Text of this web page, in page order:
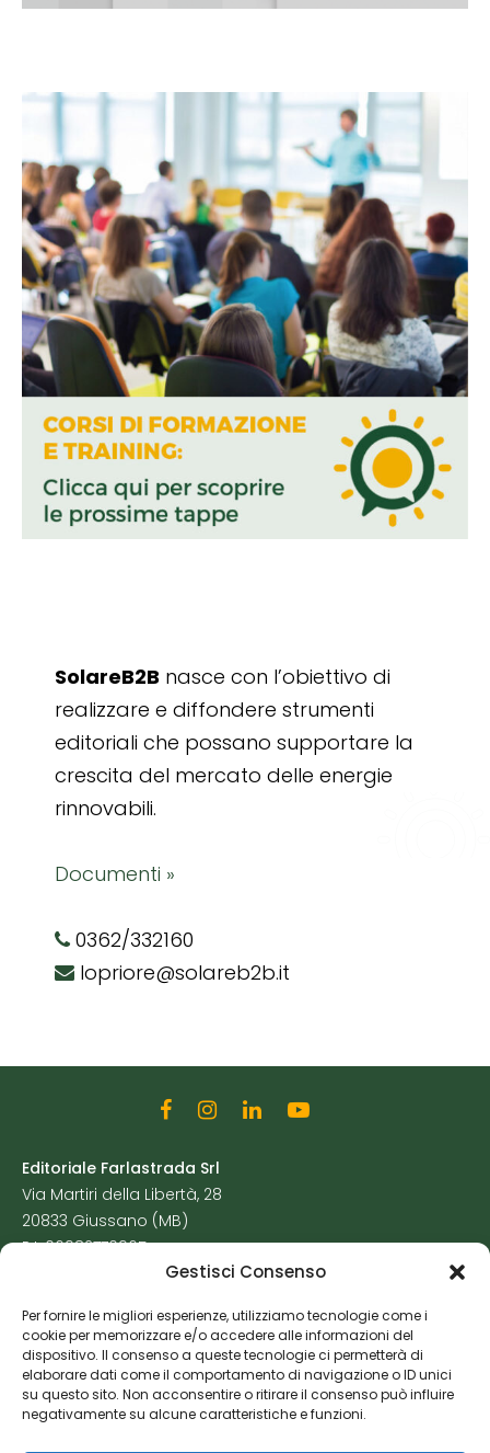
Gestisci Consenso
Per fornire le migliori esperienze, utilizziamo tecnologie come i
cookie per memorizzare e/o accedere alle informazioni del
dispositivo. Il consenso a queste tecnologie ci permetterà di
elaborare dati come il comportamento di navigazione o ID unici
su questo sito. Non acconsentire o ritirare il consenso può influire
negativamente su alcune caratteristiche e funzioni.
SolareB2B nasce con l’obiettivo di
realizzare e diffondere strumenti
editoriali che possano supportare la
crescita del mercato delle energie
rinnovabili.
Documenti »
0362/332160
lopriore@solareb2b.it
Editoriale Farlastrada Srl
Via Martiri della Libertà, 28
20833 Giussano (MB)
P.I. 06982770965
Cookie Policy
Risorse Aggiuntive